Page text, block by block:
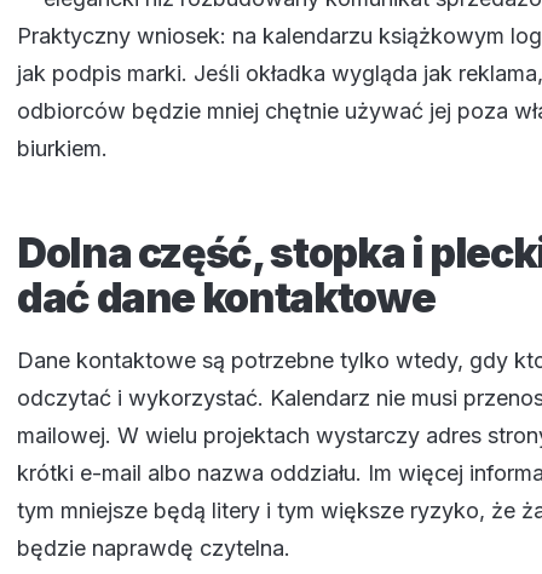
Praktyczny wniosek: na kalendarzu książkowym
jak podpis marki. Jeśli okładka wygląda jak
odbiorców będzie mniej chętnie używać jej poza
biurkiem.
Dolna część, stopka i
dać dane kontaktowe
Dane kontaktowe są potrzebne tylko wtedy, gdy
odczytać i wykorzystać. Kalendarz nie musi
mailowej. W wielu projektach wystarczy adres
krótki e-mail albo nazwa oddziału. Im więcej
tym mniejsze będą litery i tym większe ryzyko, że
będzie naprawdę czytelna.